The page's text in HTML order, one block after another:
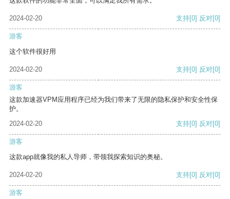
2024-02-20 支持[0] 反对[0]
游客
这个软件很好用
2024-02-20 支持[0] 反对[0]
游客
这款加速器VPM应用程序已经为我们带来了无限的隐私保护和安全性保
护。
2024-02-20
支持[0] 反对[0]
游客
这款app就像我的私人导师，带领我探索知识的奥秘。
2024-02-20 支持[0] 反对[0]
游客